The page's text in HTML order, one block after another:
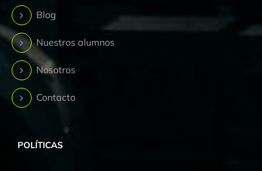
Blog
Nuestros alumnos
Nosotros
Contacto
POLÍTICAS